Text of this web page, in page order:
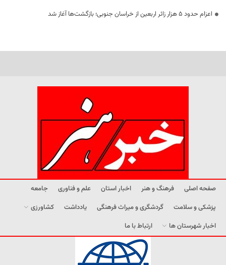
اعزام حدود 5 هزار زائر اربعین از خراسان جنوبی؛ بازگشت‌ها آغاز شد
صفحه اصلی فرهنگ و هنر اخبار استان علم و فناوری
جامعه
پزشکی و سلامت
گردشگری و میراث فرهنگی یادداشت
کشاورزی
اخبار شهرستان ها
ارتباط با ما